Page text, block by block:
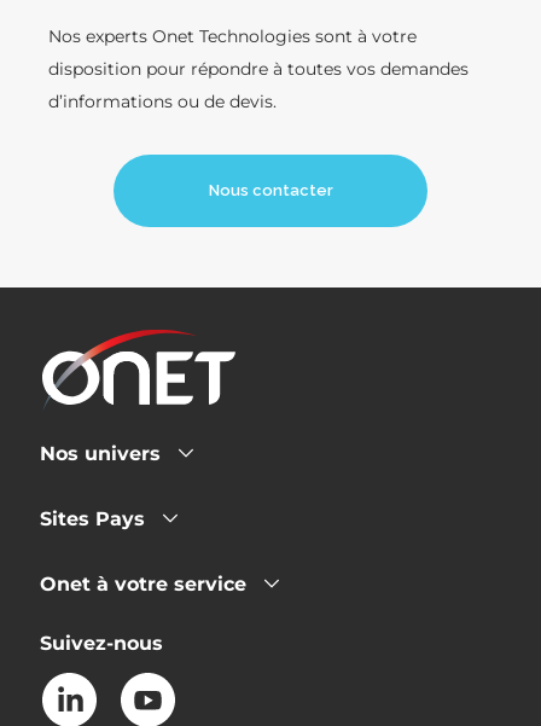
Nos experts Onet Technologies sont à votre
disposition pour répondre à toutes vos demandes
d’informations ou de devis.
Nous contacter
Nos univers
Sites Pays
Onet à votre service
Suivez-nous